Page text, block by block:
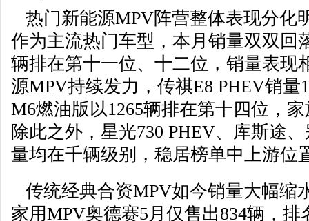
热门新能源MPV阵营整体表现分化
作为主流热门车型，本月销量双双回
辆排在第十一位、十二位，销量表现
源MPV持续发力，传祺E8 PHEV销量
M6燃油版以1265辆排在第十四位，
除此之外，星光730 PHEV、库斯途
量均在千辆级别，稳居榜单中上游位
传统经典合资MPV如今销量大幅缩
家用MPV奥德赛5月仅售出834辆，排